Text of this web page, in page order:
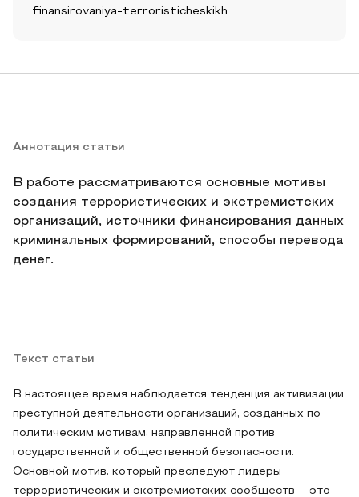
finansirovaniya-terroristicheskikh
Аннотация статьи
В работе рассматриваются основные мотивы
создания террористических и экстремистских
организаций, источники финансирования данных
криминальных формирований, способы перевода
денег.
Текст статьи
В настоящее время наблюдается тенденция активизации
преступной деятельности организаций, созданных по
политическим мотивам, направленной против
государственной и общественной безопасности.
Основной мотив, который преследуют лидеры
террористических и экстремистских сообществ – это